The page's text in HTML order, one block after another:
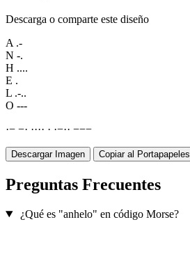
Descarga o comparte este diseño
A .-
N -.
H ....
E .
L .-..
O ---
·− −· ···· · ·−·· −−−
Descargar Imagen Copiar al Portapapeles
Preguntas Frecuentes
¿Qué es "anhelo" en código Morse?